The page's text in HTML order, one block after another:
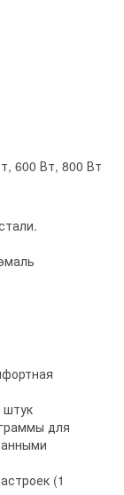
600 Вт, 800 Вт
штук
для
(1